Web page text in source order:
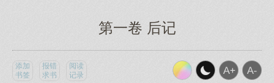
第一卷 后记
添加
书签
报错
求书
阅读
记录